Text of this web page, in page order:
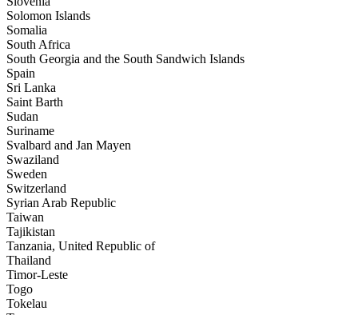
Solomon Islands
Somalia
South Africa
South Georgia and the South Sandwich Islands
Spain
Sri Lanka
Saint Barth
Sudan
Suriname
Svalbard and Jan Mayen
Swaziland
Sweden
Switzerland
Syrian Arab Republic
Taiwan
Tajikistan
Tanzania, United Republic of
Thailand
Timor-Leste
Togo
Tokelau